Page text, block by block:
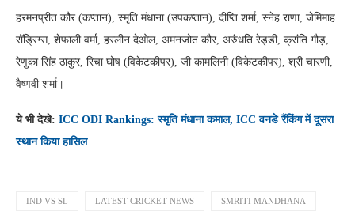
हरमनप्रीत कौर (कप्तान), स्मृति मंधाना (उपकप्तान), दीप्ति शर्मा, स्नेह राणा, जेमिमाह
रॉड्रिग्स, शेफाली वर्मा, हरलीन देओल, अमनजोत कौर, अरुंधति रेड्डी, क्रांति गौड़,
रेणुका सिंह ठाकुर, रिचा घोष (विकेटकीपर), जी कामलिनी (विकेटकीपर), श्री चारणी,
वैष्णवी शर्मा।
ये भी देखे: ICC ODI Rankings: स्मृति मंधाना कमाल, ICC वनडे रैंकिंग में दूसरा
स्थान किया हासिल
IND VS SL LATEST CRICKET NEWS SMRITI MANDHANA